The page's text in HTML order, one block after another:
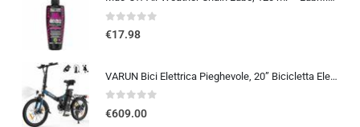
0out of 5
€17.98
VARUN Bici Elettrica Pieghevole, 20” Bicicletta Elettrica Unisex, Batteria Rimovibile 48V 374.4Wh, Autonomia 70Km, 7 Velocit
0out of 5
€609.00